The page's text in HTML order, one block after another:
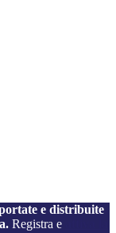
e distribuite
Registra e